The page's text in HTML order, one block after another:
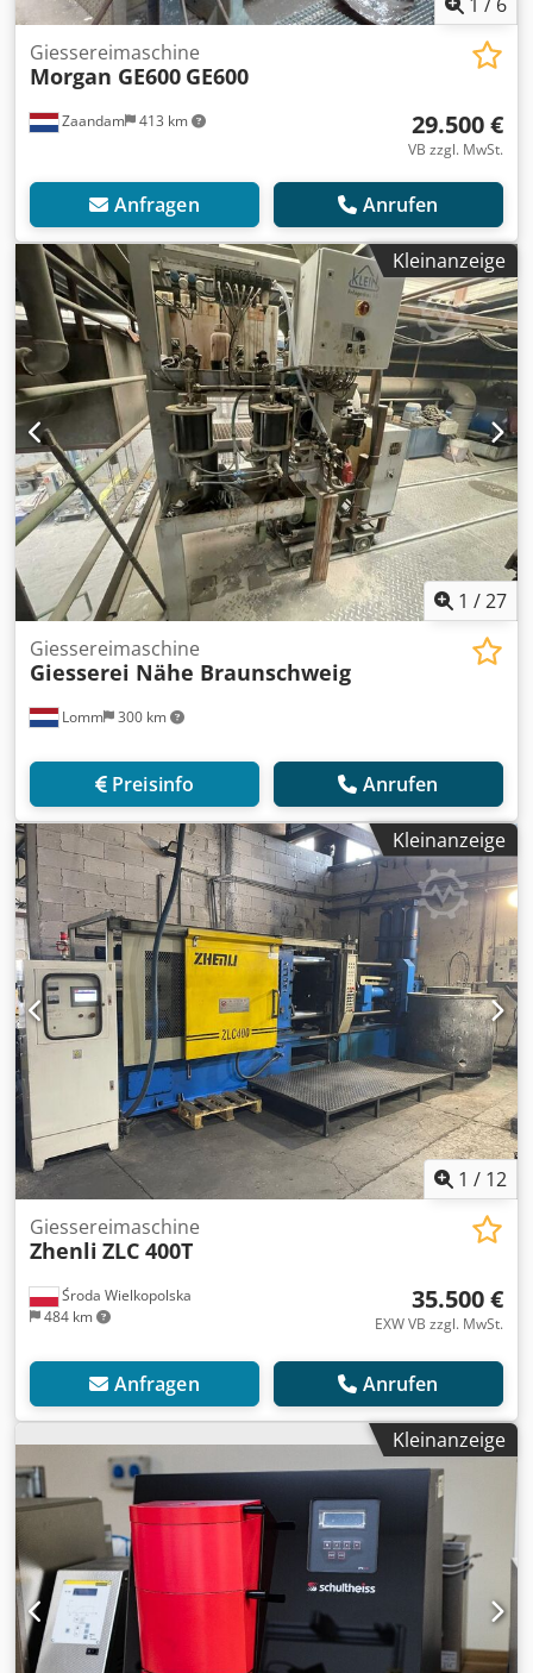
Zaandam 413 km
Giessereimaschine
Morgan GE600 GE600
29.500 €
VB zzgl. MwSt.
Anfragen Anrufen
Kleinanzeige
1 /27
Lomm 300 km
Giessereimaschine
Giesserei Nähe Braunschweig
Preisinfo Anrufen
Kleinanzeige
1 / 12
Środa Wielkopolska
484 km
Giessereimaschine
Zhenli ZLC 400T
35.500 €
EXW VB zzgl. MwSt.
Anfragen Anrufen
Kleinanzeige